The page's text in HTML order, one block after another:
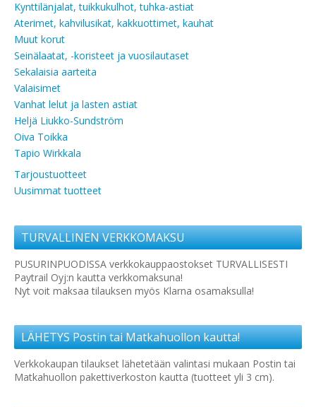
Kynttilänjalat, tuikkukulhot, tuhka-astiat
Aterimet, kahvilusikat, kakkuottimet, kauhat
Muut korut
Seinälaatat, -koristeet ja vuosilautaset
Sekalaisia aarteita
Valaisimet
Vanhat lelut ja lasten astiat
Heljä Liukko-Sundström
Oiva Toikka
Tapio Wirkkala
Tarjoustuotteet
Uusimmat tuotteet
TURVALLINEN VERKKOMAKSU
PUSURINPUODISSA verkkokauppaostokset TURVALLISESTI
Paytrail Oyj:n kautta verkkomaksuna!
Nyt voit maksaa tilauksen myös Klarna osamaksulla!
LÄHETYS Postin tai Matkahuollon kautta!
Verkkokaupan tilaukset lähetetään valintasi mukaan Postin tai
Matkahuollon pakettiverkoston kautta (tuotteet yli 3 cm).